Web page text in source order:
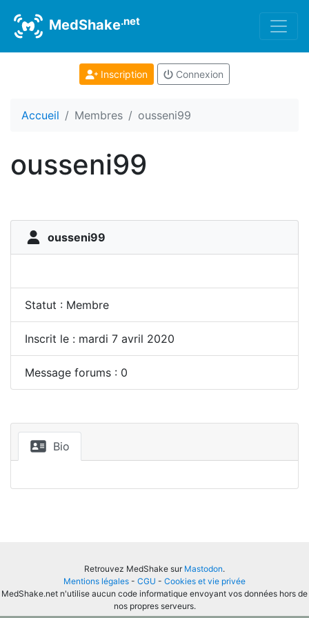
MedShake.net
Inscription Connexion
Accueil Membres ousseni99
ousseni99
ousseni99
Statut : Membre
Inscrit le : mardi 7 avril 2020
Message forums : 0
Bio
Retrouvez MedShake sur Mastodon.
Mentions légales - CGU - Cookies et vie privée
MedShake.net n'utilise aucun code informatique envoyant vos données hors de
nos propres serveurs.